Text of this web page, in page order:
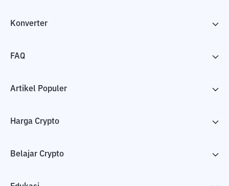
Konverter
FAQ
Artikel Populer
Harga Crypto
Belajar Crypto